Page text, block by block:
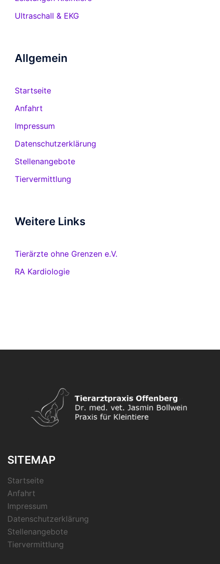
Ultraschall & EKG
Allgemein
Startseite
Anfahrt
Impressum
Datenschutzerklärung
Stellenangebote
Tiervermittlung
Weitere Links
Tierärzte ohne Grenzen e.V.
RA Kardiologie
SITEMAP
Startseite
Anfahrt
Impressum
Datenschutzerklärung
Stellenangebote
Tiervermittlung